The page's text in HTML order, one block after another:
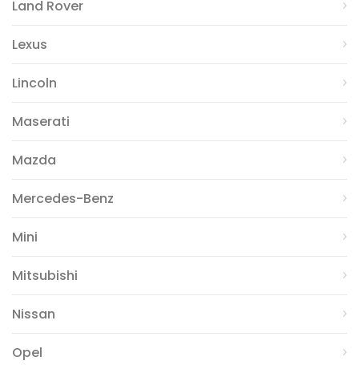
Land Rover
Lexus
Lincoln
Maserati
Mazda
Mercedes-Benz
Mini
Mitsubishi
Nissan
Opel